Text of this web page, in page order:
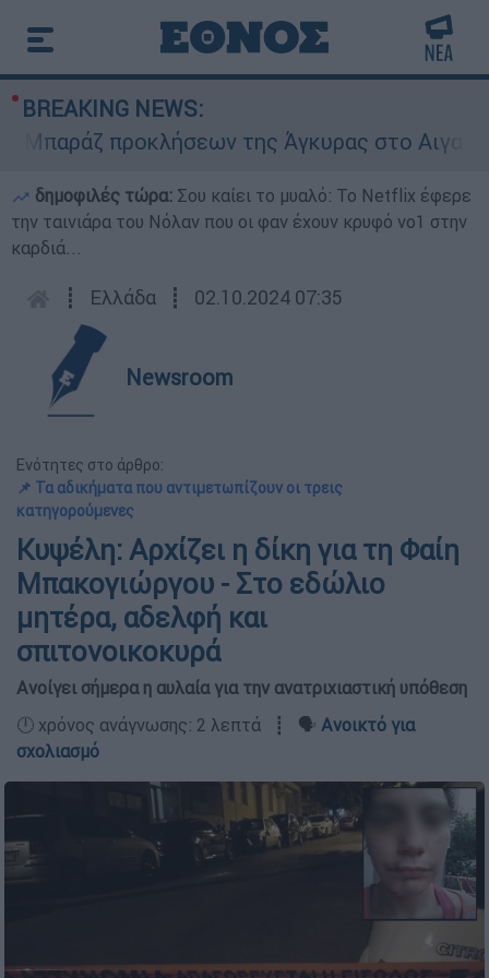
BREAKING NEWS:
προκλήσεων της Άγκυρας στο Αιγαίο:
δημοφιλές τώρα: Σου καίει το μυαλό: Το Netflix έφερε
την ταινιάρα του Νόλαν που οι φαν έχουν κρυφό νο1 στην
καρδιά...
┋ Ελλάδα ┋ 02.10.2024 07:35
Newsroom
Ενότητες στο άρθρο:
📌 Τα αδικήματα που αντιμετωπίζουν οι τρεις
κατηγορούμενες
Κυψέλη: Αρχίζει η δίκη για τη Φαίη
Μπακογιώργου - Στο εδώλιο
μητέρα, αδελφή και
σπιτονοικοκυρά
Ανοίγει σήμερα η αυλαία για την ανατριχιαστική υπόθεση
🕛 χρόνος ανάγνωσης: 2 λεπτά ┋ 🗣️ Ανοικτό για
σχολιασμό